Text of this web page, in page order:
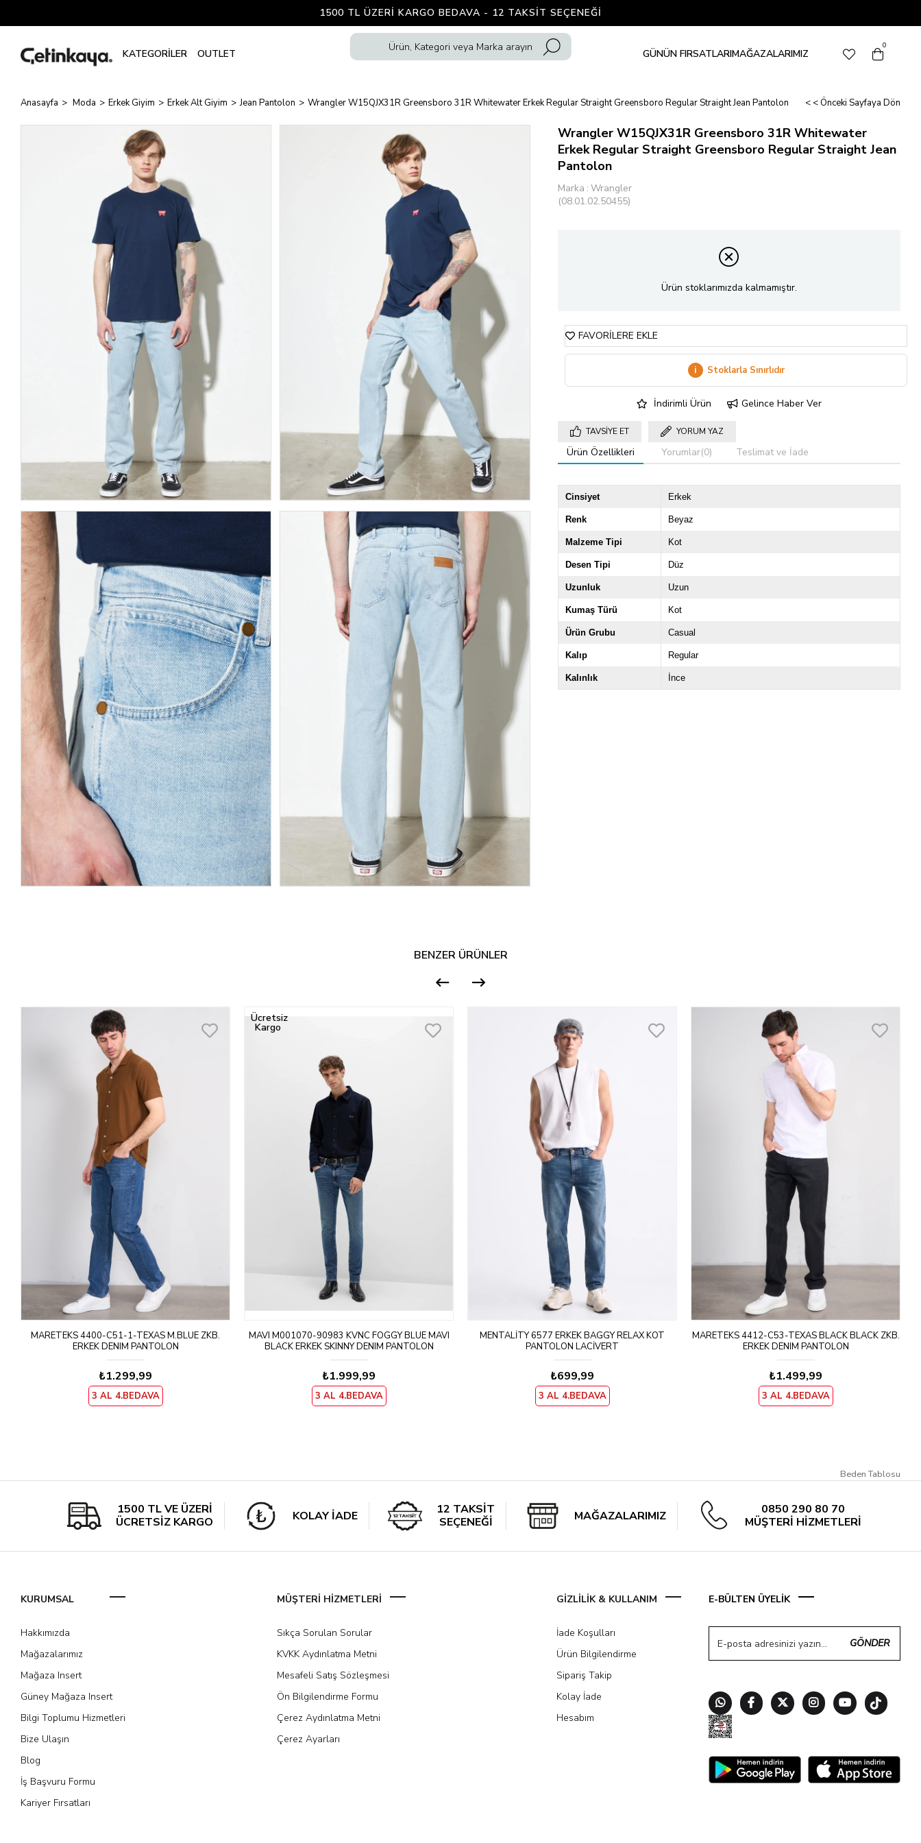
1500 TL ÜZERI KARGO BEDAVA - 12 TAKSIT SEÇENEĞI
GÜNÜN FIRSATLARIMAĞAZALARIMIZ
0
Anasayfa Moda Erkek Giyim Erkek Alt Giyim Jean Pantolon Wrangler W15QJX31R Greensboro 31R Whitewater Erkek Regular Straight Greensboro Regular Straight Jean Pantolon < < Önceki Sayfaya Dön
Wrangler W15QJX31R Greensboro 31R Whitewater
Erkek Regular Straight Greensboro Regular Straight Jean
Pantolon
Marka : Wrangler
(08.01.02.50455)
Ürün stoklarımızda kalmamıştır.
FAVORILERE EKLE
i Stoklarla Sınırlıdır
İndirimli Ürün Gelince Haber Ver
TAVSIYE ET YORUM YAZ
Ürün Özellikleri Yorumlar(0) Teslimat ve İade
Cinsiyet Erkek
Renk Beyaz
Malzeme Tipi Kot
Desen Tipi Düz
Uzunluk Uzun
Kumaş Türü Kot
Ürün Grubu Casual
Kalıp Regular
Kalınlık İnce
BENZER ÜRÜNLER
MARETEKS 4400-C51-1-TEXAS M.BLUE ZKB.
ERKEK DENIM PANTOLON
₺1.299,99
3 AL 4.BEDAVA
MAVI M001070-90983 KVNC FOGGY BLUE MAVI
BLACK ERKEK SKINNY DENIM PANTOLON
₺1.999,99
3 AL 4.BEDAVA
Ücretsiz
Kargo
MENTALITY 6577 ERKEK BAGGY RELAX KOT
PANTOLON LACIVERT
₺699,99
3 AL 4.BEDAVA
MARETEKS 4412-C53-TEXAS BLACK BLACK ZKB.
ERKEK DENIM PANTOLON
₺1.499,99
3 AL 4.BEDAVA
Beden Tablosu
1500 TL VE ÜZERİ
ÜCRETSİZ KARGO
KOLAY İADE
12 TAKSİT
SEÇENEĞİ
MAĞAZALARIMIZ
0850 290 80 70
MÜŞTERİ HİZMETLERİ
KURUMSAL
Hakkımızda
Mağazalarımız
Mağaza Insert
Güney Mağaza Insert
Bilgi Toplumu Hizmetleri
Bize Ulaşın
Blog
İş Başvuru Formu
Kariyer Fırsatları
MÜŞTERİ HİZMETLERİ
Sıkça Sorulan Sorular
KVKK Aydınlatma Metni
Mesafeli Satış Sözleşmesi
Ön Bilgilendirme Formu
Çerez Aydınlatma Metni
Çerez Ayarları
GİZLİLİK & KULLANIM
İade Koşulları
Ürün Bilgilendirme
Sipariş Takip
Kolay İade
Hesabım
E-BÜLTEN ÜYELİK
GÖNDER